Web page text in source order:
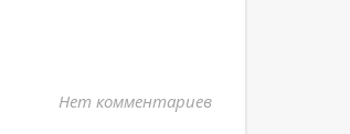
Нет комментариев